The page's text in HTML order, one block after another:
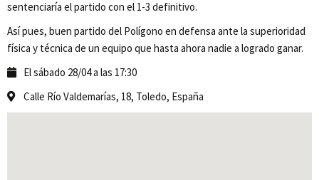
sentenciaría el partido con el 1-3 definitivo.
Así pues, buen partido del Polígono en defensa ante la superioridad
física y técnica de un equipo que hasta ahora nadie a logrado ganar.
El sábado 28/04 a las 17:30
Calle Río Valdemarías, 18, Toledo, España